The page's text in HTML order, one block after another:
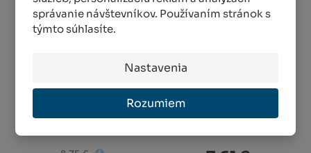
správanie návštevníkov. Používaním stránok s
týmto súhlasíte.
Nastavenia
Rozumiem
-11%